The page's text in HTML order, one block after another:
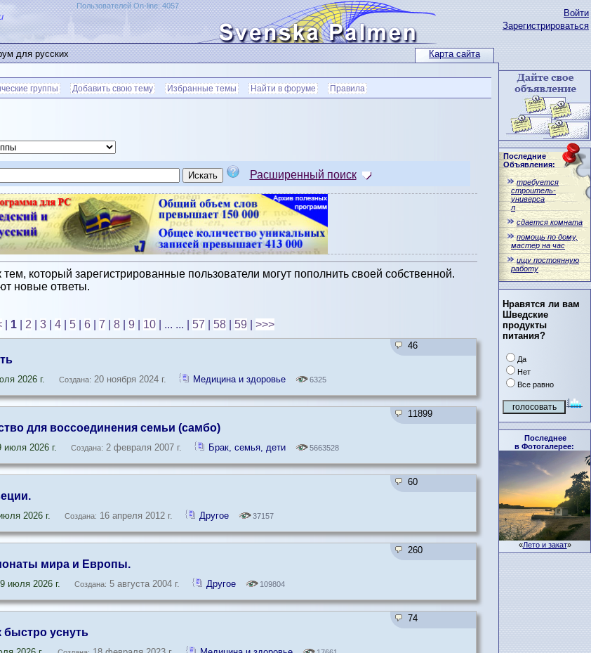
Карта сайта
Войти
Зарегистрироваться
Последние
Объявления:
требуется
строитель-
универса
л
сдается комната
помощь по дому,
мастер на час
ищу постоянную
работу
Нравятся ли вам
Шведские
продукты
питания?
Да
Нет
Все равно
Последнее
в Фотогалерее:
«Лето и закат»
Пользователей On-line: 4057
для русских
группы Добавить свою тему Избранные темы Найти в форуме Правила
Расширенный поиск
который зарегистрированные пользователи могут пополнить своей собственной.
новые ответы.
1 2 3 4 5 6 7 8 9 10 | ... ... 57 58 59 >>>
46
2026 г. Создана: 20 ноября 2024 г. Медицина и здоровье 6325
11899
для воссоединения семьи (самбо)
2026 г. Создана: 2 февраля 2007 г. Брак, семья, дети 5663528
60
2026 г. Создана: 16 апреля 2012 г. Другое 37157
260
мира и Европы.
июля 2026 г. Создана: 5 августа 2004 г. Другое 109804
74
быстро уснуть